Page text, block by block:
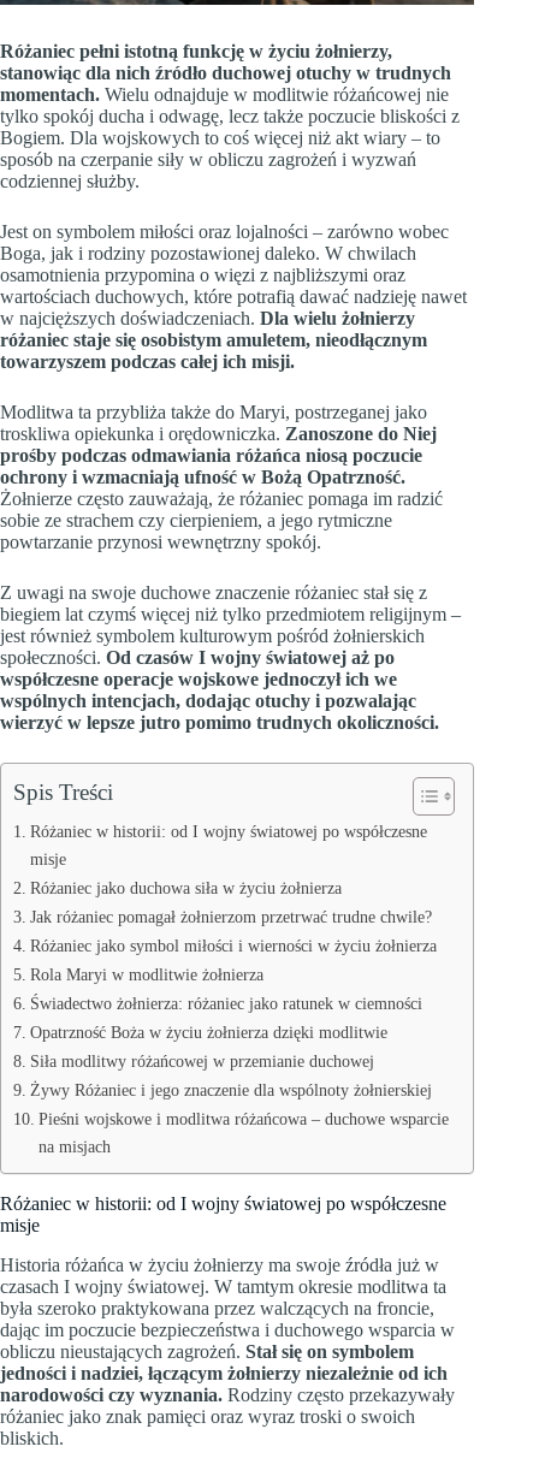
Różaniec pełni istotną funkcję w życiu żołnierzy,
stanowiąc dla nich źródło duchowej otuchy w trudnych
momentach. Wielu odnajduje w modlitwie różańcowej nie
tylko spokój ducha i odwagę, lecz także poczucie bliskości z
Bogiem. Dla wojskowych to coś więcej niż akt wiary – to
sposób na czerpanie siły w obliczu zagrożeń i wyzwań
codziennej służby.
Jest on symbolem miłości oraz lojalności – zarówno wobec
Boga, jak i rodziny pozostawionej daleko. W chwilach
osamotnienia przypomina o więzi z najbliższymi oraz
wartościach duchowych, które potrafią dawać nadzieję nawet
w najcięższych doświadczeniach. Dla wielu żołnierzy
różaniec staje się osobistym amuletem, nieodłącznym
towarzyszem podczas całej ich misji.
Modlitwa ta przybliża także do Maryi, postrzeganej jako
troskliwa opiekunka i orędowniczka. Zanoszone do Niej
prośby podczas odmawiania różańca niosą poczucie
ochrony i wzmacniają ufność w Bożą Opatrzność.
Żołnierze często zauważają, że różaniec pomaga im radzić
sobie ze strachem czy cierpieniem, a jego rytmiczne
powtarzanie przynosi wewnętrzny spokój.
Z uwagi na swoje duchowe znaczenie różaniec stał się z
biegiem lat czymś więcej niż tylko przedmiotem religijnym –
jest również symbolem kulturowym pośród żołnierskich
społeczności. Od czasów I wojny światowej aż po
współczesne operacje wojskowe jednoczył ich we
wspólnych intencjach, dodając otuchy i pozwalając
wierzyć w lepsze jutro pomimo trudnych okoliczności.
Spis Treści
Różaniec w historii: od I wojny światowej po współczesne
misje
Różaniec jako duchowa siła w życiu żołnierza
Jak różaniec pomagał żołnierzom przetrwać trudne chwile?
Różaniec jako symbol miłości i wierności w życiu żołnierza
Rola Maryi w modlitwie żołnierza
Świadectwo żołnierza: różaniec jako ratunek w ciemności
Opatrzność Boża w życiu żołnierza dzięki modlitwie
Siła modlitwy różańcowej w przemianie duchowej
Żywy Różaniec i jego znaczenie dla wspólnoty żołnierskiej
Pieśni wojskowe i modlitwa różańcowa – duchowe wsparcie
na misjach
Różaniec w historii: od I wojny światowej po współczesne
misje
Historia różańca w życiu żołnierzy ma swoje źródła już w
czasach I wojny światowej. W tamtym okresie modlitwa ta
była szeroko praktykowana przez walczących na froncie,
dając im poczucie bezpieczeństwa i duchowego wsparcia w
obliczu nieustających zagrożeń. Stał się on symbolem
jedności i nadziei, łączącym żołnierzy niezależnie od ich
narodowości czy wyznania. Rodziny często przekazywały
różaniec jako znak pamięci oraz wyraz troski o swoich
bliskich.